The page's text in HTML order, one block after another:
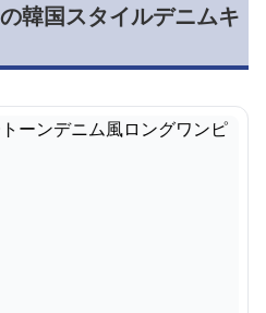
韓国スタイルデニムキ